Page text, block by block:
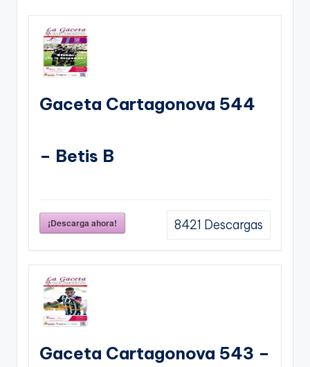
Gaceta Cartagonova 544
– Betis B
¡Descarga ahora! 8421 Descargas
Gaceta Cartagonova 543 –